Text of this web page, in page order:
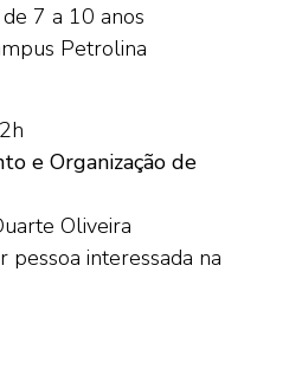
7 a 10 anos
Petrolina
e Organização de
Oliveira
pessoa interessada na